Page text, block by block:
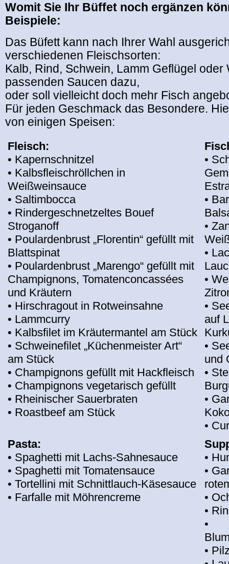
Womit Sie Ihr Büffet noch ergänzen
Beispiele:
Das Büfett kann nach Ihrer Wahl
verschiedenen Fleischsorten:
Kalb, Rind, Schwein, Lamm Geflügel oder
passenden Saucen dazu,
oder soll vielleicht doch mehr Fisch
Für jeden Geschmack das Besondere.
von einigen Speisen:
Fleisch:
• Kapernschnitzel
• Kalbsfleischröllchen in
Weißweinsauce
• Saltimbocca
• Rindergeschnetzeltes Bouef
Stroganoff
• Poulardenbrust „Florentin“ gefüllt mit
Blattspinat
• Poulardenbrust „Marengo“ gefüllt mit
Champignons, Tomatenconcassées
und Kräutern
• Hirschragout in Rotweinsahne
• Lammcurry
• Kalbsfilet im Kräutermantel am Stück
• Schweinefilet „Küchenmeister Art“
am Stück
• Champignons gefüllt mit Hackfleisch
• Champignons vegetarisch gefüllt
• Rheinischer Sauerbraten
• Roastbeef am Stück
•
•
•
•
•
•
auf
•
und
•
•
•
Pasta:
• Spaghetti mit Lachs-Sahnesauce
• Spaghetti mit Tomatensauce
• Tortellini mit Schnittlauch-Käsesauce
• Farfalle mit Möhrencreme
•
•
•
•
•
•